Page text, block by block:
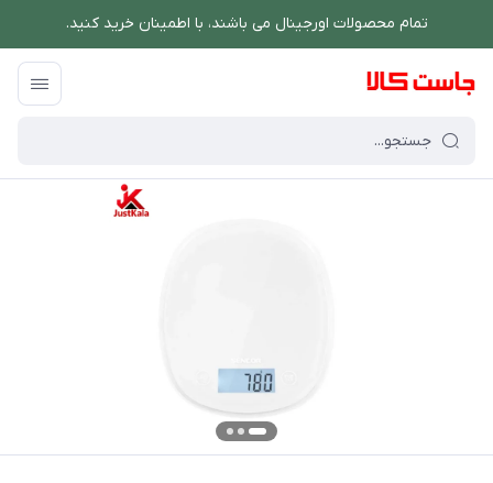
تمام محصولات اورجینال می باشند، با اطمینان خرید کنید.
فروشگاه اینترنتی جاست کالا